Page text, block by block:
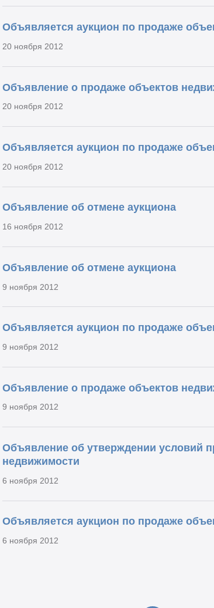
Объявляется аукцион по продаже
20 ноября 2012
Объявление о продаже объектов
20 ноября 2012
Объявляется аукцион по продаже
20 ноября 2012
Объявление об отмене аукциона
16 ноября 2012
Объявление об отмене аукциона
9 ноября 2012
Объявляется аукцион по продаже
9 ноября 2012
Объявление о продаже объектов
9 ноября 2012
Объявление об утверждении условий
недвижимости
6 ноября 2012
Объявляется аукцион по продаже
6 ноября 2012